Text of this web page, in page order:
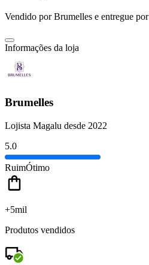
Vendido porBrumelles e entregue por
Informações da loja
Brumelles
Lojista Magalu desde 2022
5.0
RuimÓtimo
+5mil
Produtos vendidos